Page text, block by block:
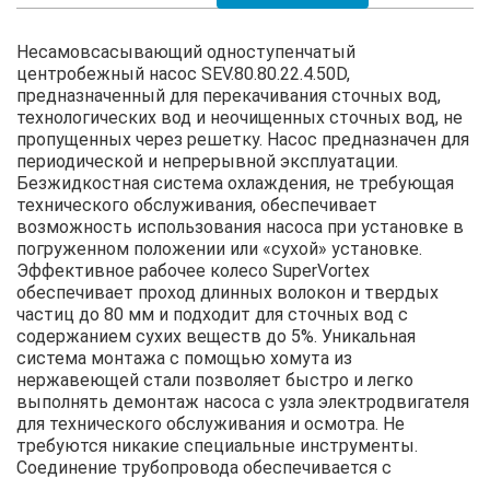
Несамовсасывающий одноступенчатый
центробежный насос SEV.80.80.22.4.50D,
предназначенный для перекачивания сточных вод,
технологических вод и неочищенных сточных вод, не
пропущенных через решетку. Насос предназначен для
периодической и непрерывной эксплуатации.
Безжидкостная система охлаждения, не требующая
технического обслуживания, обеспечивает
возможность использования насоса при установке в
погруженном положении или «сухой» установке.
Эффективное рабочее колесо SuperVortex
обеспечивает проход длинных волокон и твердых
частиц до 80 мм и подходит для сточных вод с
содержанием сухих веществ до 5%. Уникальная
система монтажа с помощью хомута из
нержавеющей стали позволяет быстро и легко
выполнять демонтаж насоса с узла электродвигателя
для технического обслуживания и осмотра. Не
требуются никакие специальные инструменты.
Соединение трубопровода обеспечивается с